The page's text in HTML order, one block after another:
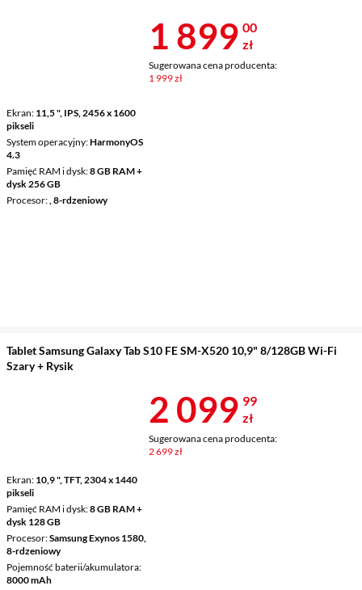
Ekran 11,5 ", IPS, 2456 x 1600
pikseli
System operacyjny HarmonyOS
4.3
Pamięć RAM i dysk 8 GB RAM +
dysk 256 GB
Procesor
, 8-rdzeniowy
Cena 1 899 zł
1 899 00
zł
Sugerowana cena producenta:
1 999 zł
Tablet Samsung Galaxy Tab S10 FE SM-X520 10,9" 8/128GB Wi-Fi
Szary + Rysik
Ekran 10,9 ", TFT, 2304 x 1440
pikseli
Pamięć RAM i dysk 8 GB RAM +
dysk 128 GB
Procesor Samsung Exynos 1580,
8-rdzeniowy
Pojemność baterii/akumulatora
8000 mAh
Cena 2
2 099 99
zł
Sugerowana cena producenta:
2 699 zł